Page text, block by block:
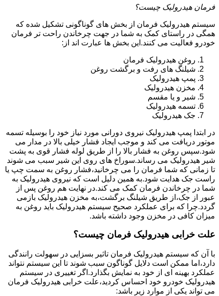
فرمان هیدرولیک چیست؟
سیستم هیدرولیک فرمان از بخش های گوناگونی تشکیل شده که
همگی در راستای کمک به شما در جهت چرخاندن راحت تر فرمان
خودرو فعالیت می کنند.این بخش ها عبارت اند از:
روغن هیدرولیک فرمان
شیلنگ های رفت و برگشت روغن
پمپ هیدرولیک
مخزن هیدرولیک
شیر و یا مقسم
تسمه هیدرولیک
جک هیدرولیک
در ابتدا پمپ هیدرولیک نیروی دورانی مورد نیاز خود را بوسیله تسمه
موتور دریافت می کند و موجب ایجاد فشار خیلی بالا در مدار می
شود.سپس روغن به فشار بالا را از طریق لوله فشار قوی به پشت
شیر هیدرولیک می رساند.سوراخ های روی این شیر سبب می شوند
تا زمانی که شما فرمان را می چرخانید،فشار روغن به سمت چپ یا
راست جک هدایت شود.به همین دلیل است که نیروی هیدرولیک به
شما در چرخاندن فرمان کمک می کند.در نهایت هم روغن پس از
عبور از جک،از طریق شیلنگ برگشت،به مخزن هیدرولیک بازمی
گردد.چرا که برای عملکرد صحیح سیستم هیدرولیک باید روغن به
میزان کافی در مخزن وجود داشته باشد.
علت خرابی هیدرولیک فرمان چیست؟
با آن که سیستم هیدرولیک فرمان تاثیر بسزایی در سهولت رانندگی
دارد،اما ممکن است دلایل گوناگون سبب شوند تا این سیستم نتواند
عملکرد بهینه ای از خود به نمایش بگذارد.اگر تغییری در سیستم
هیدرولیک خودرو خود احساس کردید،علت خرابی هیدرولیک فرمان
می تواند یکی از موارد زیر باشد: